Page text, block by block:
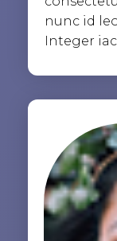
nunc id
Integer